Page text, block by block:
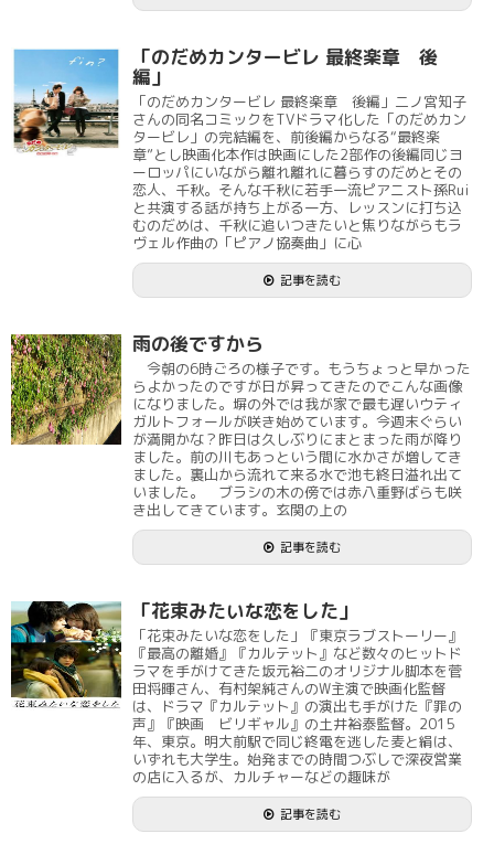
「のだめカンタービレ 最終楽章 後
編」
「のだめカンタービレ 最終楽章 後編」二ノ宮知子
さんの同名コミックをTVドラマ化した「のだめカン
タービレ」の完結編を、前後編からなる“最終楽
章”とし映画化本作は映画にした2部作の後編同じヨ
ーロッパにいながら離れ離れに暮らすのだめとその
恋人、千秋。そんな千秋に若手一流ピアニスト孫Rui
と共演する話が持ち上がる一方、レッスンに打ち込
むのだめは、千秋に追いつきたいと焦りながらもラ
ヴェル作曲の「ピアノ協奏曲」に心
記事を読む
雨の後ですから
今朝の6時ごろの様子です。もうちょっと早かった
らよかったのですが日が昇ってきたのでこんな画像
になりました。塀の外では我が家で最も遅いウティ
ガルトフォールが咲き始めています。今週末ぐらい
が満開かな？昨日は久しぶりにまとまった雨が降り
ました。前の川もあっという間に水かさが増してき
ました。裏山から流れて来る水で池も終日溢れ出て
いました。 ブラシの木の傍では赤八重野ばらも咲
き出してきています。玄関の上の
記事を読む
「花束みたいな恋をした」
「花束みたいな恋をした」『東京ラブストーリー』
『最高の離婚』『カルテット』など数々のヒットド
ラマを手がけてきた坂元裕二のオリジナル脚本を菅
田将暉さん、有村架純さんのW主演で映画化監督
は、ドラマ『カルテット』の演出も手がけた『罪の
声』『映画 ビリギャル』の土井裕泰監督。2015
年、東京。明大前駅で同じ終電を逃した麦と絹は、
いずれも大学生。始発までの時間つぶしで深夜営業
の店に入るが、カルチャーなどの趣味が
記事を読む